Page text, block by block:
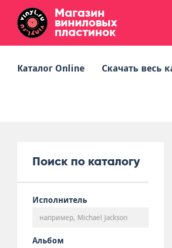
Магазин
виниловых
пластинок
Каталог Online Скачать весь
Поиск по каталогу
Исполнитель
Альбом